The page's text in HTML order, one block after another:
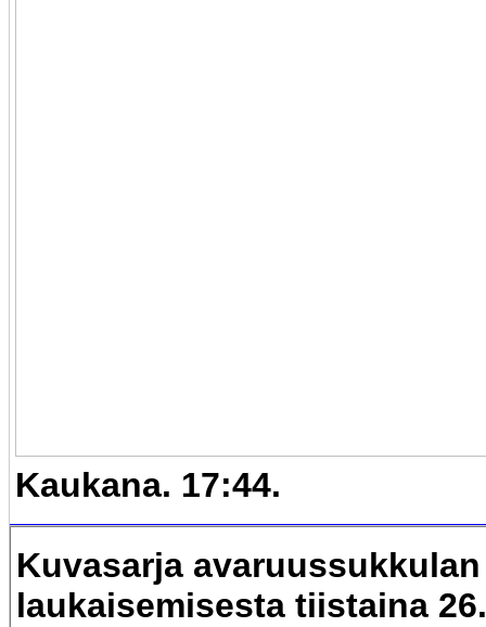
Kaukana. 17:44.
Kuvasarja avaruussukkulan
laukaisemisesta tiistaina